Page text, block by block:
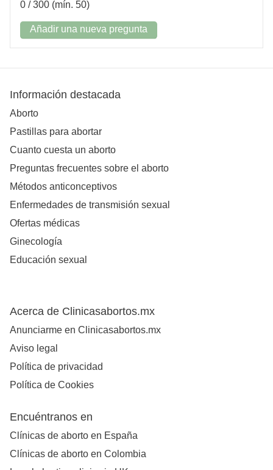
0 / 300 (mín. 50)
Añadir una nueva pregunta
Información destacada
Aborto
Pastillas para abortar
Cuanto cuesta un aborto
Preguntas frecuentes sobre el aborto
Métodos anticonceptivos
Enfermedades de transmisión sexual
Ofertas médicas
Ginecología
Educación sexual
Acerca de Clinicasabortos.mx
Anunciarme en Clinicasabortos.mx
Aviso legal
Política de privacidad
Política de Cookies
Encuéntranos en
Clínicas de aborto en España
Clínicas de aborto en Colombia